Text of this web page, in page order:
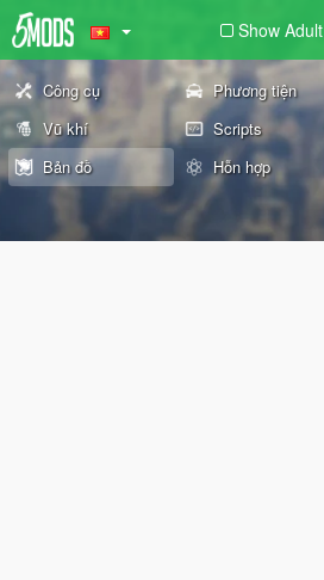
Show Adult
Công cụ Phương tiện
Vũ khí
Scripts
Bản đồ
Hỗn hợp